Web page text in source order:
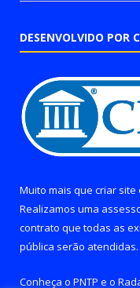
DESENVOLVIDO POR
Muito mais que criar site
Realizamos uma
contrato que todas as
pública serão atendidas.
Conheça o PNTP e o